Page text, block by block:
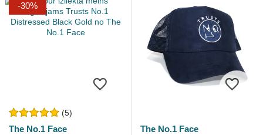
-30%
(5)
The No.1 Face
The No.1 Face